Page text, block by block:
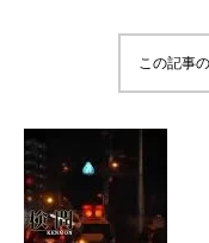
この記事